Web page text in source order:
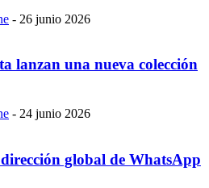
- 26 junio 2026
lanzan una nueva colección
- 24 junio 2026
global de WhatsApp